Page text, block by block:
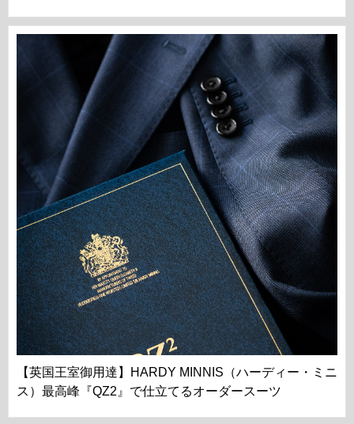
【英国王室御用達】HARDY MINNIS（ハーディー・ミニ
ス）最高峰『QZ2』で仕立てるオーダースーツ